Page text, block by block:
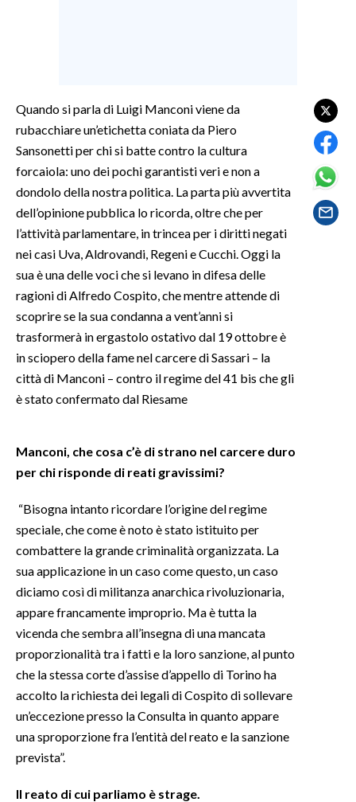
CULTURA
SPETTACOLI
GOSSIP
SARDEGNA TURISMO
SARDI NEL MONDO
3 MINUTI CON
INFO AZIENDE
ABBONATI
ANNUNCI
NECROLOGI
PUBBLICITÀ
STORE
Quando si parla di Luigi Manconi viene da
rubacchiare un’etichetta coniata da Piero
Sansonetti per chi si batte contro la cultura
forcaiola: uno dei pochi garantisti veri e non a
dondolo della nostra politica. La parta più avvertita
dell’opinione pubblica lo ricorda, oltre che per
l’attività parlamentare, in trincea per i diritti negati
nei casi Uva, Aldrovandi, Regeni e Cucchi. Oggi la
sua è una delle voci che si levano in difesa delle
ragioni di Alfredo Cospito, che mentre attende di
scoprire se la sua condanna a vent’anni si
trasformerà in ergastolo ostativo dal 19 ottobre è
in sciopero della fame nel carcere di Sassari – la
città di Manconi – contro il regime del 41 bis che gli
è stato confermato dal Riesame
Manconi, che cosa c’è di strano nel carcere duro
per chi risponde di reati gravissimi?
“Bisogna intanto ricordare l’origine del regime
speciale, che come è noto è stato istituito per
combattere la grande criminalità organizzata. La
sua applicazione in un caso come questo, un caso
diciamo così di militanza anarchica rivoluzionaria,
appare francamente improprio. Ma è tutta la
vicenda che sembra all’insegna di una mancata
proporzionalità tra i fatti e la loro sanzione, al punto
che la stessa corte d’assise d’appello di Torino ha
accolto la richiesta dei legali di Cospito di sollevare
un’eccezione presso la Consulta in quanto appare
una sproporzione fra l’entità del reato e la sanzione
prevista”.
Il reato di cui parliamo è strage.